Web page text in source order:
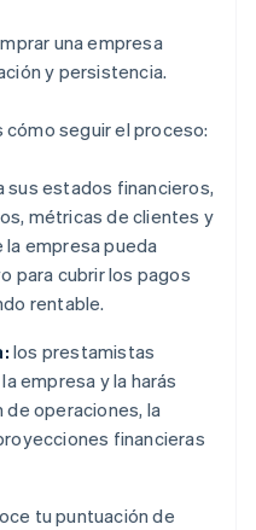
una empresa
y persistencia.
seguir el proceso:
sus estados financieros,
métricas de clientes y
empresa pueda
para cubrir los pagos
rentable.
los prestamistas
empresa y la harás
de operaciones, la
financieras
tu puntuación de